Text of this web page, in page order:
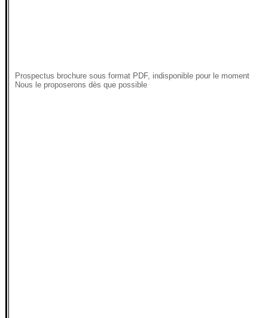
Prospectus brochure sous format PDF, indisponible pour le moment
Nous le proposerons dès que possible